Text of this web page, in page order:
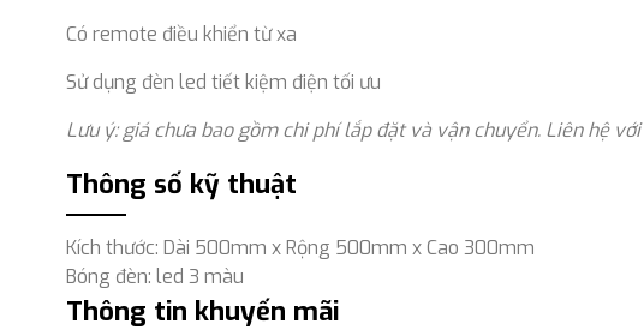
Có remote điều khiển từ xa
Sử dụng đèn led tiết kiệm điện tối ưu
Lưu ý: giá chưa bao gồm chi phí lắp đặt và vận chuyển. Liên hệ
Thông số kỹ thuật
Kích thước: Dài 500mm x Rộng 500mm x Cao 300mm
Bóng đèn: led 3 màu
Thông tin khuyến mãi